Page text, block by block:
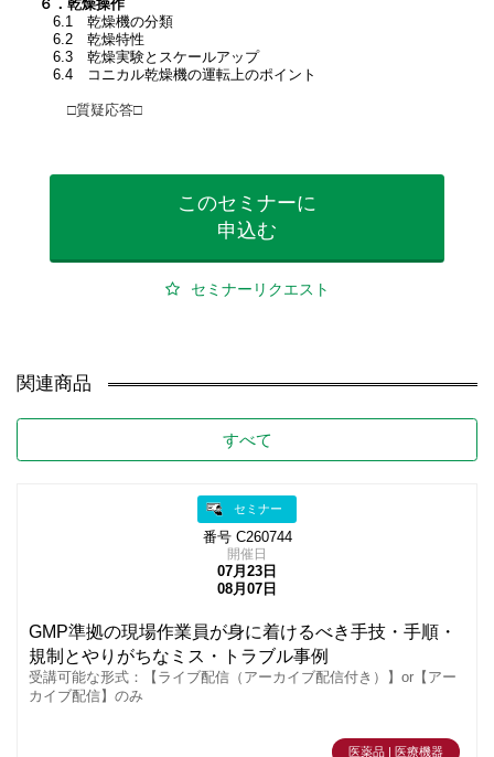
６．乾燥操作
6.1 乾燥機の分類
6.2 乾燥特性
6.3 乾燥実験とスケールアップ
6.4 コニカル乾燥機の運転上のポイント
□質疑応答□
このセミナーに
申込む
セミナーリクエスト
関連商品
すべて
セミナー
番号 C260744
開催日
07月23日
08月07日
GMP準拠の現場作業員が身に着けるべき手技・手順・
規制とやりがちなミス・トラブル事例
受講可能な形式：【ライブ配信（アーカイブ配信付き）】or【アー
カイブ配信】のみ
医薬品 | 医療機器